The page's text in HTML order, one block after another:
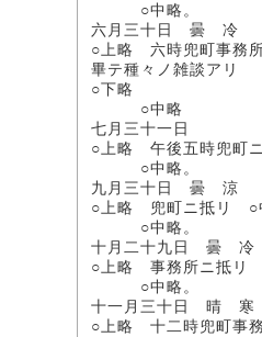
○中略。
六月三十日 曇 冷
○上略 六時兜町事務
畢テ種々ノ雑談アリ
○下略
○中略
七月三十一日
○上略 午後五時兜町
○中略。
九月三十日 曇 涼
○上略 兜町ニ抵リ ○
○中略。
十月二十九日 曇 冷
○上略 事務所ニ抵リ
○中略。
十一月三十日 晴 寒
○上略 十二時兜町事